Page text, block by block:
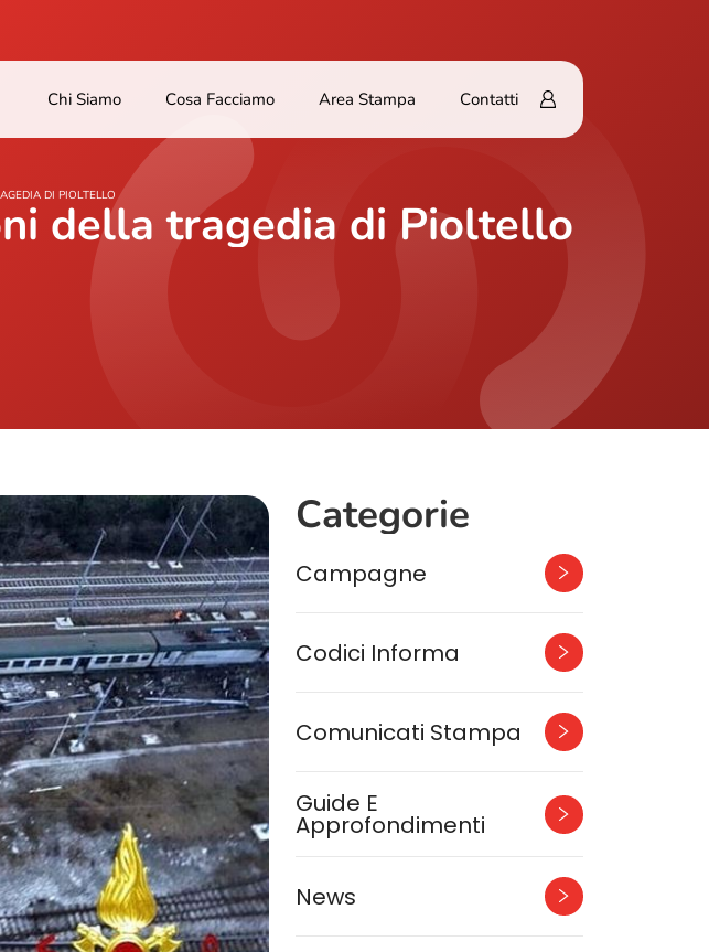
Chi Siamo Cosa Facciamo Area Stampa Contatti
DI PIOLTELLO
della tragedia di Pioltello
Categorie
Campagne
Codici Informa
Comunicati Stampa
Guide E
Approfondimenti
News